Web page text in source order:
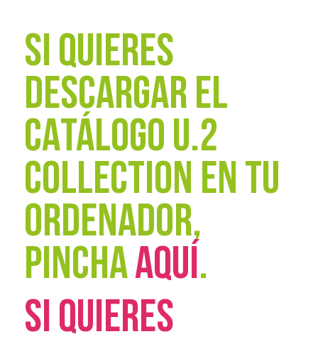
SI QUIERES
DESCARGAR EL
CATÁLOGO U.2
COLLECTION EN TU
ORDENADOR,
PINCHAAQUÍ.
SI QUIERES